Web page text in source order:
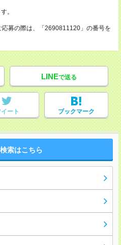
。
募の際は、「2690811120」の番号を
LINEで送る
イート ブックマーク
索はこちら